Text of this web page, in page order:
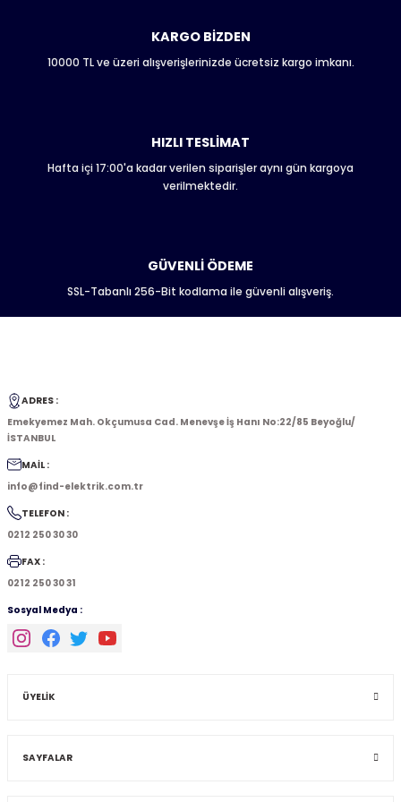
Ürün fiyatı diğer sitelerden daha pahalı.
Bu ürüne benzer farklı alternatifler olmalı.
Gönder
KARGO BİZDEN
10000 TL ve üzeri alışverişlerinizde ücretsiz kargo imkanı.
HIZLI TESLİMAT
Hafta içi 17:00'a kadar verilen siparişler aynı gün kargoya
verilmektedir.
GÜVENLİ ÖDEME
SSL-Tabanlı 256-Bit kodlama ile güvenli alışveriş.
ADRES :
Emekyemez Mah. Okçumusa Cad. Menevşe İş Hanı No:22/85 Beyoğlu/
İSTANBUL
MAİL :
info@find-elektrik.com.tr
TELEFON :
0212 250 30 30
FAX :
0212 250 30 31
Sosyal Medya :
ÜYELİK
SAYFALAR